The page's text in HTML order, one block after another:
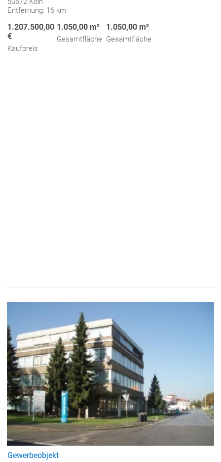
Entfernung: 16 km
1.207.500,00
€
Kaufpreis
1.050,00 m²
Gesamtfläche
1.050,00 m²
Gesamtfläche
Gewerbeobjekt